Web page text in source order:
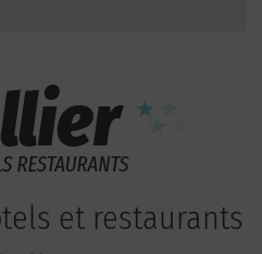
et restaurants